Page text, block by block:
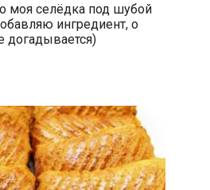
моя селёдка под шубой
ингредиент, о
догадывается)